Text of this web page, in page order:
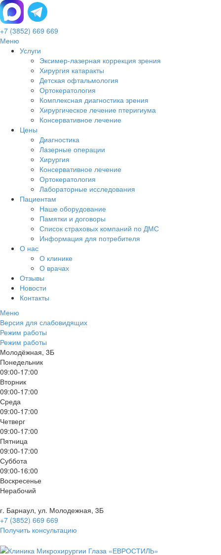
+7 (3852) 669 669
Меню
Услуги
Эксимер-лазерная коррекция зрения
Хирургия катаракты
Детская офтальмология
Ортокератология
Комплексная диагностика зрения
Хирургическое лечение птеригиума
Консервативное лечение
Цены
Диагностика
Лазерные операции
Хирургия
Консервативное лечение
Ортокератология
Лабораторные исследования
Пациентам
Наше оборудование
Памятки и договоры
Список страховых компаний по ДМС
Информация для потребителя
О нас
О клинике
О врачах
Отзывы
Новости
Контакты
Меню
Версия для слабовидящих
Режим работы
Режим работы
Молодёжная, 3Б
Понедельник
09:00-17:00
Вторник
09:00-17:00
Среда
09:00-17:00
Четверг
09:00-17:00
Пятница
09:00-17:00
Суббота
09:00-16:00
Воскресенье
Нерабочий
г. Барнаул, ул. Молодежная, 3Б
+7 (3852) 669 669
Получить консультацию